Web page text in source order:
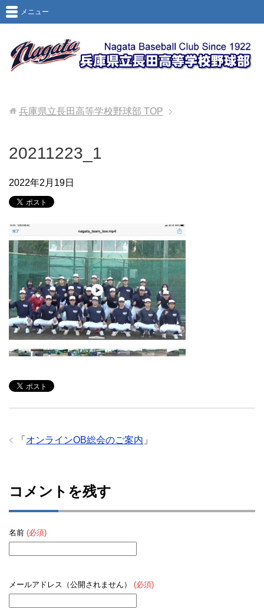
メニュー
兵庫県立長田高等学校野球部 TOP
20211223_1
2022年2月19日
「 オンラインOB総会のご案内 」
コメントを残す
名前 (必須)
メールアドレス（公開されません） (必須)